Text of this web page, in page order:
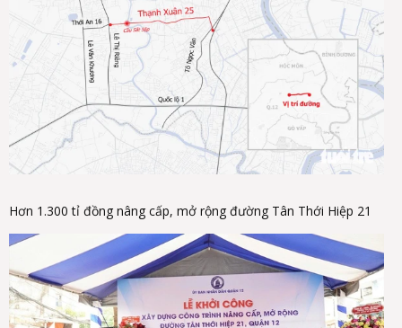
Hơn 1.300 tỉ đồng nâng cấp, mở rộng đường Tân Thới Hiệp 21